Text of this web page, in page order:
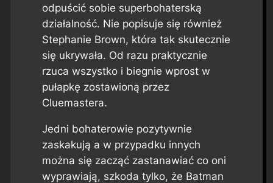
odpuścić sobie superbohaterską
działalność. Nie popisuje się również
Stephanie Brown, która tak skutecznie
się ukrywała. Od razu praktycznie
rzuca wszystko i biegnie wprost w
pułapkę zostawioną przez
Cluemastera.
Jedni bohaterowie pozytywnie
zaskakują a w przypadku innych
można się zacząć zastanawiać co oni
wyprawiają, szkoda tylko, że Batman